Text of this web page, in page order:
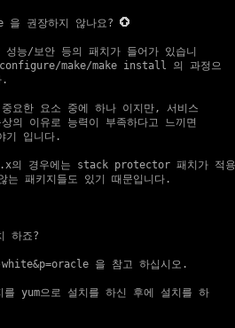
권장하지 않나요?
능/보안 등의 패치가 들어가 있습니
configure/make/make install 의 과정으
요한 요소 중에 하나 이지만, 서비스
의 이유로 능력이 부족하다고 느끼면
기 입니다.
패키지들도 있기 때문입니다.
하죠?
을 참고 하십시오.
yum으로 설치를 하신 후에 설치를 하